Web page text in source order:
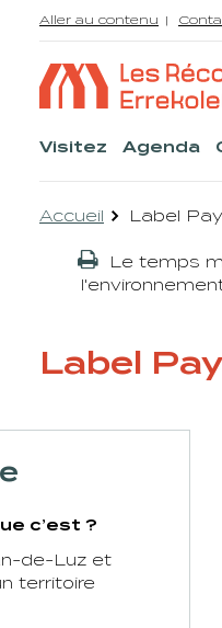
Aller au contenu
Visitez Agenda
Accueil Label
Le temps
Label
c’est ?
de-Luz et
territoire